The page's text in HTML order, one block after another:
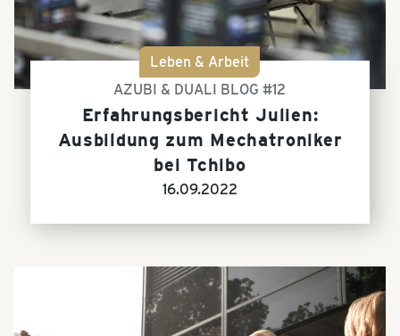
Leben & Arbeit
AZUBI & DUALI BLOG #12
Erfahrungsbericht Julien:
Ausbildung zum Mechatroniker
bei Tchibo
16.09.2022